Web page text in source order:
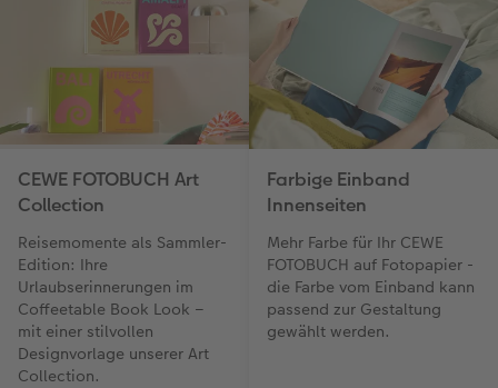
CEWE FOTOBUCH Art
Collection
Reisemomente als Sammler-
Edition: Ihre
Urlaubserinnerungen im
Coffeetable Book Look –
mit einer stilvollen
Designvorlage unserer Art
Collection.
Farbige Einband
Innenseiten
Mehr Farbe für Ihr CEWE
FOTOBUCH auf Fotopapier -
die Farbe vom Einband kann
passend zur Gestaltung
gewählt werden.